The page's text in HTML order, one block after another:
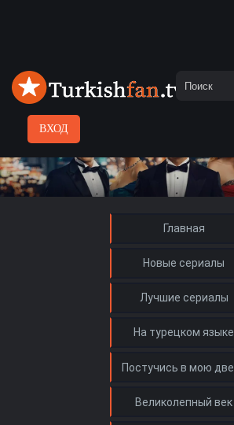
ВХОД
Главная
Новые сериалы
Лучшие сериалы
На турецком языке